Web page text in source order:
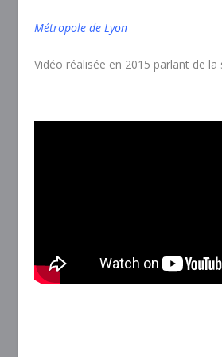
Métropole de Lyon
Vidéo réalisée en 2015 parlant de la